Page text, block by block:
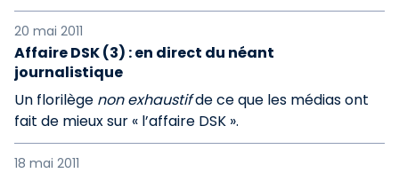
20 mai 2011
Affaire DSK (3) : en direct du néant
journalistique
Un florilège non exhaustifde ce que les médias ont
fait de mieux sur « l’affaire DSK ».
18 mai 2011